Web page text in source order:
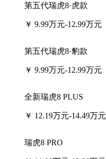
第五代瑞虎8·虎款
￥ 9.99万元-12.99万元
第五代瑞虎8·豹款
￥ 9.99万元-12.99万元
全新瑞虎8 PLUS
￥ 12.19万元-14.49万元
瑞虎8 PRO